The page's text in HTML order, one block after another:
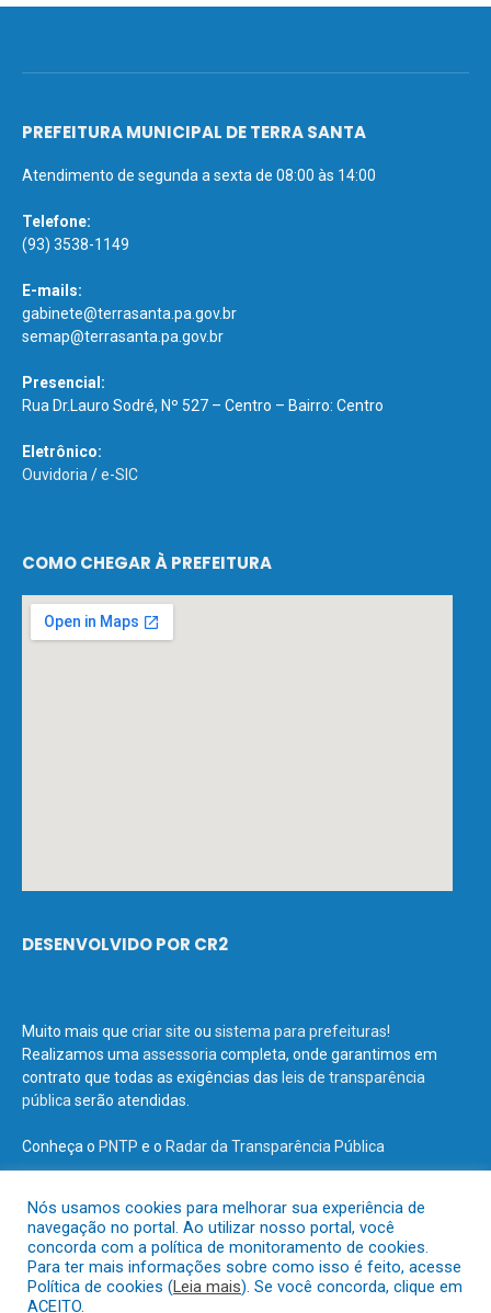
PREFEITURA MUNICIPAL DE TERRA SANTA
Atendimento de segunda a sexta de 08:00 às 14:00
Telefone:
(93) 3538-1149
E-mails:
gabinete@terrasanta.pa.gov.br
semap@terrasanta.pa.gov.br
Presencial:
Rua Dr.Lauro Sodré, Nº 527 – Centro – Bairro: Centro
Eletrônico:
Ouvidoria /e-SIC
COMO CHEGAR À PREFEITURA
DESENVOLVIDO POR CR2
Muito mais que criar site ou sistema para prefeituras!
Realizamos uma assessoria completa, onde garantimos em
contrato que todas as exigências das leis de transparência
pública serão atendidas.
Conheça o PNTP e o Radar da Transparência Pública
Todos os direitos reservados a Prefeitura Municipal de Terra Santa.
Nós usamos cookies para melhorar sua experiência de
navegação no portal. Ao utilizar nosso portal, você
concorda com a política de monitoramento de cookies.
Para ter mais informações sobre como isso é feito, acesse
Política de cookies (Leia mais). Se você concorda, clique em
ACEITO.